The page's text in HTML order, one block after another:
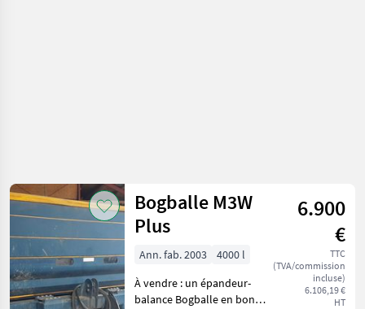
Bogballe M3W
Plus
6.900
€
TTC
(TVA/commission
incluse)
6.106,19 €
HT
Ann. fab. 2003
4000 l
À vendre : un épandeur-
balance Bogballe en bon